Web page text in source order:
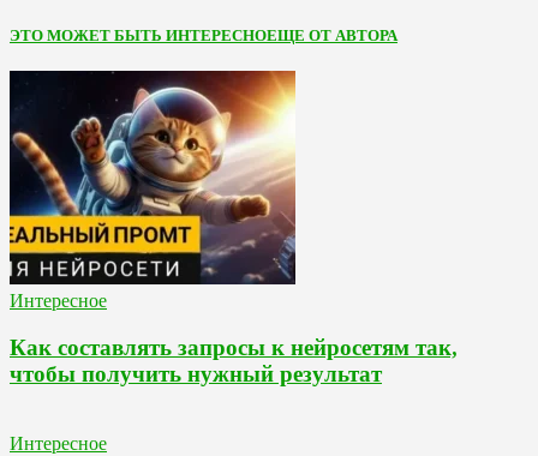
ЭТО МОЖЕТ БЫТЬ ИНТЕРЕСНОЕЩЕ ОТ АВТОРА
Интересное
Как составлять запросы к нейросетям так,
чтобы получить нужный результат
Интересное